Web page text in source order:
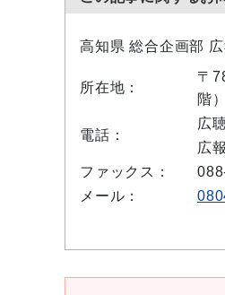
高知県 総合企画部
所在地：
〒
階）
電話：
広
広
ファックス：
メール：